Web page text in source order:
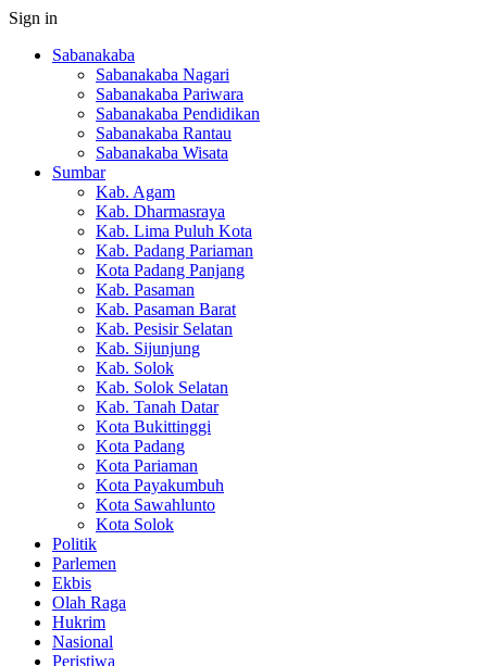
Sign in
Sabanakaba
Sabanakaba Nagari
Sabanakaba Pariwara
Sabanakaba Pendidikan
Sabanakaba Rantau
Sabanakaba Wisata
Sumbar
Kab. Agam
Kab. Dharmasraya
Kab. Lima Puluh Kota
Kab. Padang Pariaman
Kota Padang Panjang
Kab. Pasaman
Kab. Pasaman Barat
Kab. Pesisir Selatan
Kab. Sijunjung
Kab. Solok
Kab. Solok Selatan
Kab. Tanah Datar
Kota Bukittinggi
Kota Padang
Kota Pariaman
Kota Payakumbuh
Kota Sawahlunto
Kota Solok
Politik
Parlemen
Ekbis
Olah Raga
Hukrim
Nasional
Peristiwa